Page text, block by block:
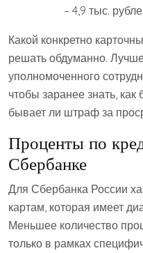
– 4,9 тыс.
Какой конкретно
решать обдуманно.
уполномоченного
чтобы заранее знать, как
бывает ли штраф за
Проценты по
Сбербанке
Для Сбербанка России
картам, которая имеет
Меньшее количество
только в рамках